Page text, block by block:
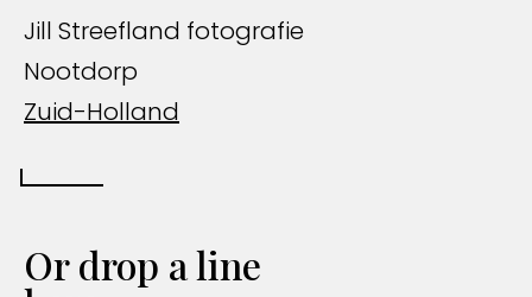
Jill Streefland fotografie
Nootdorp
Zuid-Holland
Or drop a line